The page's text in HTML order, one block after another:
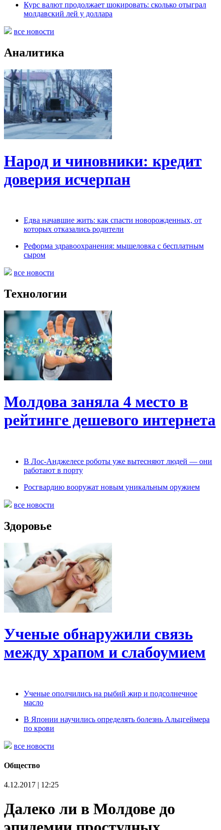
Курс валют продолжает шокировать: сколько отыграл
молдавский лей у доллара
все новости
Аналитика
Народ и чиновники: кредит
доверия исчерпан
Едва начавшие жить: как спасти новорожденных, от
которых отказались родители
Реформа здравоохранения: мышеловка с бесплатным
сыром
все новости
Технологии
Молдова заняла 4 место в
рейтинге дешевого интернета
В Лос-Анджелесе роботы уже вытесняют людей — они
работают в порту
Росгвардию вооружат новым уникальным оружием
все новости
Здоровье
Ученые обнаружили связь
между храпом и слабоумием
Ученые ополчились на рыбий жир и подсолнечное
масло
В Японии научились определять болезнь Альцгеймера
по крови
все новости
Общество
4.12.2017 | 12:25
Далеко ли в Молдове до